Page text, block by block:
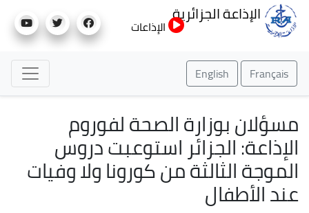
إلى
الإذاعة الجزائرية
الإذاعات
Français
English
مسؤلان بوزارة الصحة لفوروم
الإذاعة: الجزائر استوعبت دروس
الموجة الثالثة من كورونا ولا وفيات
عند الأطفال